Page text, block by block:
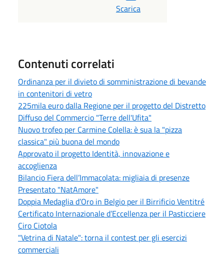
Scarica
Contenuti correlati
Ordinanza per il divieto di somministrazione di bevande
in contenitori di vetro
225mila euro dalla Regione per il progetto del Distretto
Diffuso del Commercio "Terre dell'Ufita"
Nuovo trofeo per Carmine Colella: è sua la "pizza
classica" più buona del mondo
Approvato il progetto Identità, innovazione e
accoglienza
Bilancio Fiera dell’Immacolata: migliaia di presenze
Presentato "NatAmore"
Doppia Medaglia d’Oro in Belgio per il Birrificio Ventitré
Certificato Internazionale d’Eccellenza per il Pasticciere
Ciro Ciotola
"Vetrina di Natale": torna il contest per gli esercizi
commerciali